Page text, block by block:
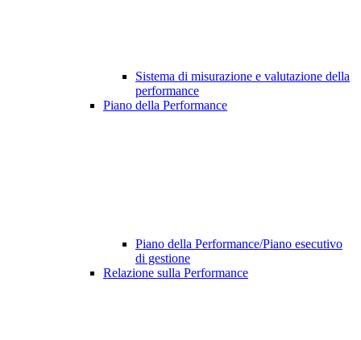
Sistema di misurazione e valutazione della
performance
Piano della Performance
Piano della Performance/Piano esecutivo
di gestione
Relazione sulla Performance